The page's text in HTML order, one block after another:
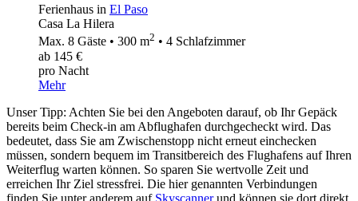
Ferienhaus in El Paso
Casa La Hilera
Max. 8 Gäste • 300 m2 • 4 Schlafzimmer
ab 145 €
pro Nacht
Mehr
Unser Tipp: Achten Sie bei den Angeboten darauf, ob Ihr Gepäck
bereits beim Check-in am Abflughafen durchgecheckt wird. Das
bedeutet, dass Sie am Zwischenstopp nicht erneut einchecken
müssen, sondern bequem im Transitbereich des Flughafens auf Ihren
Weiterflug warten können. So sparen Sie wertvolle Zeit und
erreichen Ihr Ziel stressfrei. Die hier genannten Verbindungen
finden Sie unter anderem auf Skyscannerund können sie dort direkt